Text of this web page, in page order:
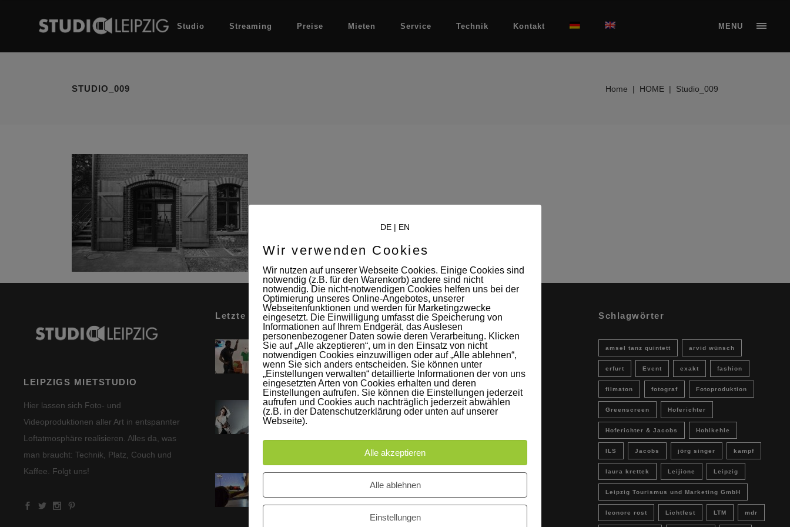
Studio Streaming Preise Mieten Service Technik Kontakt MENU
STUDIO_009 Home | HOME | Studio_009
LEIPZIGS MIETSTUDIO
Hier lassen sich Foto- und
Videoproduktionen aller Art in entspannter
Loftatmosphäre realisieren. Alles da, was
man braucht: Technik, Platz, Couch und
Kaffee. Folgt uns!
Letzte Beiträge
60 Jahre WG UNITAS eG
[Scholz & Heinz]
9. Oktober 2017
FLAMINGOCAT Premium
Collection [Susann
Jehnichen]
5. Juli 2017
Instagram Schlagwörter
amsel tanz quintett arvid wünsch
erfurt Event exakt fashion
filmaton fotograf Fotoproduktion
Greenscreen Hoferichter
Hoferichter & Jacobs Hohlkehle
ILS Jacobs jörg singer kampf
laura krettek Leijione Leipzig
Leipzig Tourismus und Marketing GmbH
leonore rost Lichtfest LTM mdr
DE | EN
Wir verwenden Cookies
Wir nutzen auf unserer Webseite Cookies. Einige Cookies sind
notwendig (z.B. für den Warenkorb) andere sind nicht
notwendig. Die nicht-notwendigen Cookies helfen uns bei der
Optimierung unseres Online-Angebotes, unserer
Webseitenfunktionen und werden für Marketingzwecke
eingesetzt. Die Einwilligung umfasst die Speicherung von
Informationen auf Ihrem Endgerät, das Auslesen
personenbezogener Daten sowie deren Verarbeitung. Klicken
Sie auf „Alle akzeptieren“, um in den Einsatz von nicht
notwendigen Cookies einzuwilligen oder auf „Alle ablehnen“,
wenn Sie sich anders entscheiden. Sie können unter
„Einstellungen verwalten“ detaillierte Informationen der von uns
eingesetzten Arten von Cookies erhalten und deren
Einstellungen aufrufen. Sie können die Einstellungen jederzeit
aufrufen und Cookies auch nachträglich jederzeit abwählen
(z.B. in der Datenschutzerklärung oder unten auf unserer
Webseite).
Alle akzeptieren
Alle ablehnen
Einstellungen